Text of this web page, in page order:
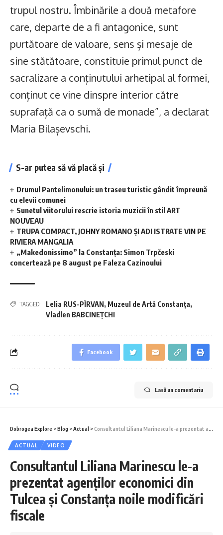
trupul nostru. Îmbinările a două metafore
care, departe de a fi antagonice, sunt
purtătoare de valoare, sens și mesaje de
sine stătătoare, constituie primul punct de
sacralizare a conținutului arhetipal al formei,
conținut ce vine dinspre interior către
suprafață ca o sumă de monade”, a declarat
Maria Bilașevschi.
S-ar putea să vă placă și
Drumul Pantelimonului: un traseu turistic gândit împreună
cu elevii comunei
Sunetul viitorului rescrie istoria muzicii în stil ART
NOUVEAU
TRUPA COMPACT, JOHNY ROMANO ȘI ADI ISTRATE VIN PE
RIVIERA MANGALIA
„Makedonissimo” la Constanța: Simon Trpčeski
concertează pe 8 august pe Faleza Cazinoului
TAGGED: Lelia RUS-PÎRVAN, Muzeul de Artă Constanța,
Vladlen BABCINEȚCHI
Facebook
Lasă un comentariu
Dobrogea Explore >Blog >Actual >Consultantul Liliana Marinescu le-a prezentat agenţilor economici din Tulcea și Constanța noile modificări fiscale
ACTUAL VIDEO
Consultantul Liliana Marinescu le-a
prezentat agenţilor economici din
Tulcea și Constanța noile modificări
fiscale